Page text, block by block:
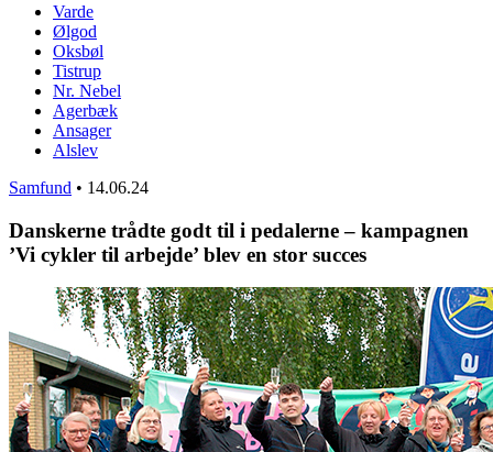
Varde
Ølgod
Oksbøl
Tistrup
Nr. Nebel
Agerbæk
Ansager
Alslev
Samfund • 14.06.24
Danskerne trådte godt til i pedalerne – kampagnen
’Vi cykler til arbejde’ blev en stor succes